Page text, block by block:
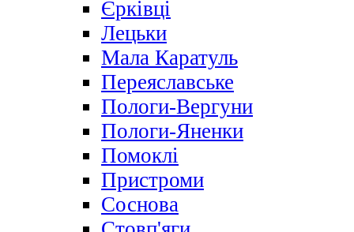
Єрківці
Лецьки
Мала Каратуль
Переяславське
Пологи-Вергуни
Пологи-Яненки
Помоклі
Пристроми
Соснова